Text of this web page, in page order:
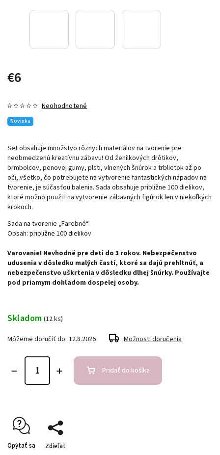
€6
Novinka
Neohodnotené
Set obsahuje množstvo rôznych materiálov na tvorenie pre
neobmedzenú kreatívnu zábavu! Od ženilkových drôtikov,
brmbolcov, penovej gumy, plsti, vlnených šnúrok a trblietok až po
oči, všetko, čo potrebujete na vytvorenie fantastických nápadov na
tvorenie, je súčasťou balenia. Sada obsahuje približne 100 dielikov,
ktoré možno použiť na vytvorenie zábavných figúrok len v niekoľkých
krokoch.
Sada na tvorenie „Farebné“
Obsah: približne 100 dielikov
Varovanie! Nevhodné pre deti do 3 rokov. Nebezpečenstvo
udusenia v dôsledku malých častí, ktoré sa dajú prehltnúť, a
nebezpečenstvo uškrtenia v dôsledku dlhej šnúrky. Používajte
pod priamym dohľadom dospelej osoby.
Skladom (12 ks)
Môžeme doručiť do: 12.8.2026 Možnosti doručenia
Pridať do košíka
Opýtať sa Zdieľať